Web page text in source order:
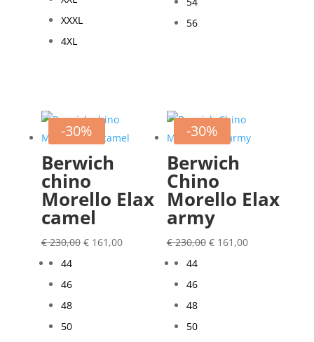
XXXL
4XL
56
-30%
Berwich
chino
Morello Elax
camel
€230,00 Oorspronkelijke
€161,00Huidige
44
46
48
50
-30%
Berwich
Chino
Morello Elax
army
€230,00 Oorspronkelijke
€161,00Huidige
44
46
48
50